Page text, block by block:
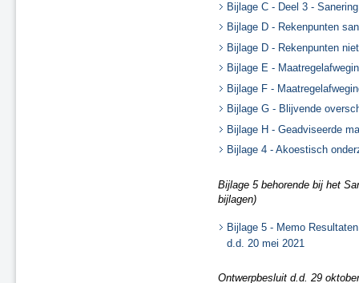
Bijlage C - Deel 3 -
Bijlage D - Rekenpunten
Bijlage D - Rekenpunten
Bijlage E -
Bijlage F -
Bijlage G - Blijvende
Bijlage H - Geadviseerde
Bijlage 4 - Akoestisch
Bijlage 5 behorende bij het
bijlagen)
Bijlage 5 - Memo
d.d. 20 mei 2021
Ontwerpbesluit d.d. 29